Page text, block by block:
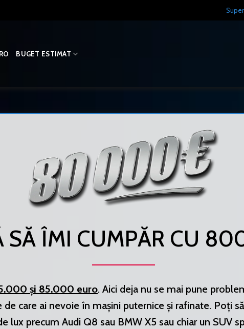
BUGET ESTIMAT
SĂ ÎMI CUMPĂR CU
și 85.000 euro. Aici deja nu se mai pune
care ai nevoie în mașini puternice și rafinate. Poți
lux precum Audi Q8 sau BMW X5 sau chiar un SUV